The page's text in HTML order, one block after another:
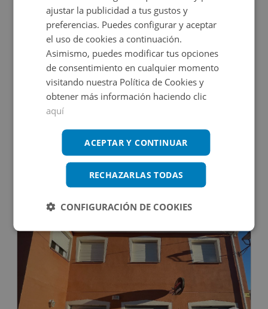
CONDICIONES ESPECIALES
Edificio Singular en venta en CL PEREZ GALDOS
Impuestos no incluidos
150.000€
711m2 9Hab.
CONDICIONES ESPECIALES
ajustar la publicidad a tus gustos y
preferencias. Puedes configurar y aceptar
el uso de cookies a continuación.
Asimismo, puedes modificar tus opciones
de consentimiento en cualquier momento
visitando nuestra Política de Cookies y
obtener más información haciendo clic
aquí
ACEPTAR Y CONTINUAR
RECHAZARLAS TODAS
CONFIGURACIÓN DE COOKIES